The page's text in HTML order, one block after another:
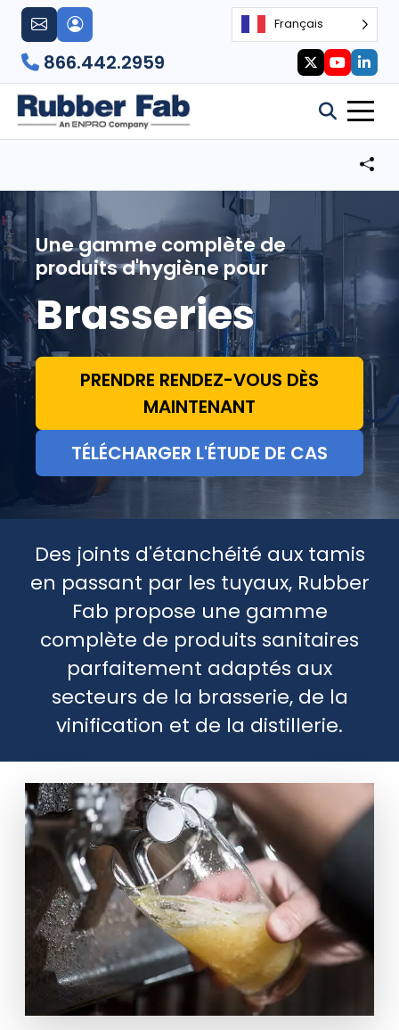
Français
866.442.2959
Une gamme complète de
produits d'hygiène pour
Brasseries
PRENDRE RENDEZ-VOUS DÈS
MAINTENANT
TÉLÉCHARGER L'ÉTUDE DE CAS
Des joints d'étanchéité aux tamis
en passant par les tuyaux, Rubber
Fab propose une gamme
complète de produits sanitaires
parfaitement adaptés aux
secteurs de la brasserie, de la
vinification et de la distillerie.